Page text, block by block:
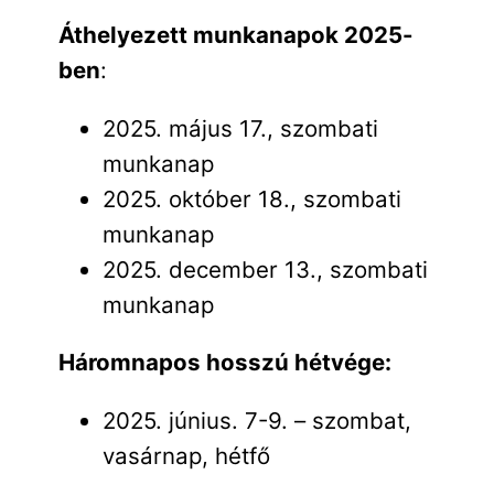
Áthelyezett munkanapok 2025-
ben:
2025. május 17., szombati
munkanap
2025. október 18., szombati
munkanap
2025. december 13., szombati
munkanap
Háromnapos hosszú hétvége:
2025. június. 7-9. – szombat,
vasárnap, hétfő